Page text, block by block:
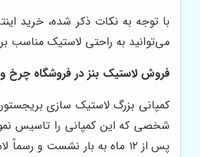
با توجه به نکات ذکر شده، خرید
می‌توانید به راحتی لاستیک مناسب
فروش لاستیک بنز در فروشگاه